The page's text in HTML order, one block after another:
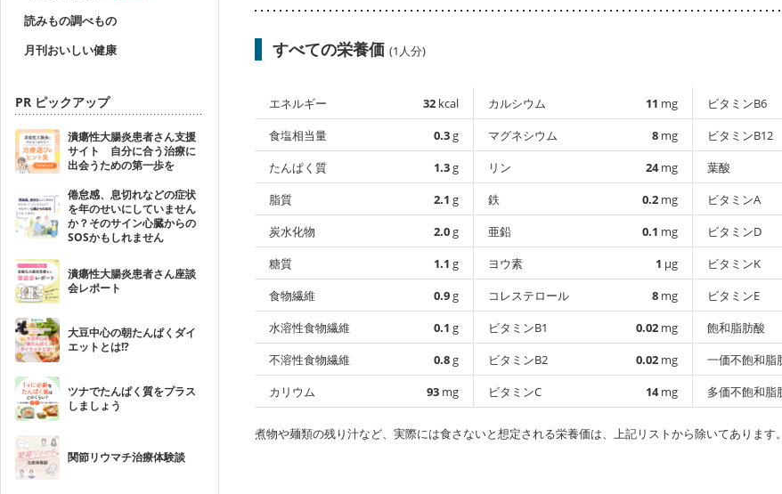
読みもの調べもの
月刊おいしい健康
PR ピックアップ
潰瘍性大腸炎患者さん支援
サイト 自分に合う治療に
出会うための第一歩を
倦怠感、息切れなどの症状
を年のせいにしていません
か？そのサイン心臓からの
SOSかもしれません
潰瘍性大腸炎患者さん座談
会レポート
大豆中心の朝たんぱくダイ
エットとは!?
ツナでたんぱく質をプラス
しましょう
関節リウマチ治療体験談
すべての栄養価 (1人分)
エネルギー 32 kcal
食塩相当量
0.3g
たんぱく質
1.3g
脂質
2.1 g
炭水化物
2.0g
糖質
1.1 g
食物繊維
0.9g
水溶性食物繊維
0.1 g
不溶性食物繊維
0.8g
カリウム
93 mg
カルシウム 11 mg
マグネシウム
8 mg
リン
24mg
鉄
0.2 mg
亜鉛
0.1 mg
ヨウ素
1 µg
コレステロール
8 mg
ビタミンB1
0.02 mg
ビタミンB2
0.02 mg
ビタミンC
14mg
ビタミンB6
ビタミンB12
葉酸
ビタミンA
ビタミンD
ビタミンK
ビタミンE
飽和脂肪酸
一価不飽和脂
多価不飽和脂
煮物や麺類の残り汁など、実際には食さないと想定される栄養価は、上記リストから除いてあります。